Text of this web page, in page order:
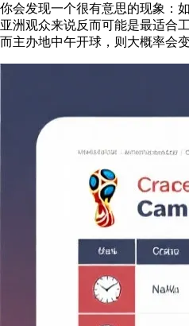
你会发现一个很有意思的现象：
亚洲观众来说反而可能是最适合
而主办地中午开球，则大概率会